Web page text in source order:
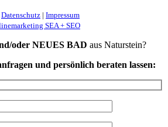
Datenschutz | Impressum
SEA + SEO
oder NEUES BAD aus Naturstein?
und persönlich beraten lassen: